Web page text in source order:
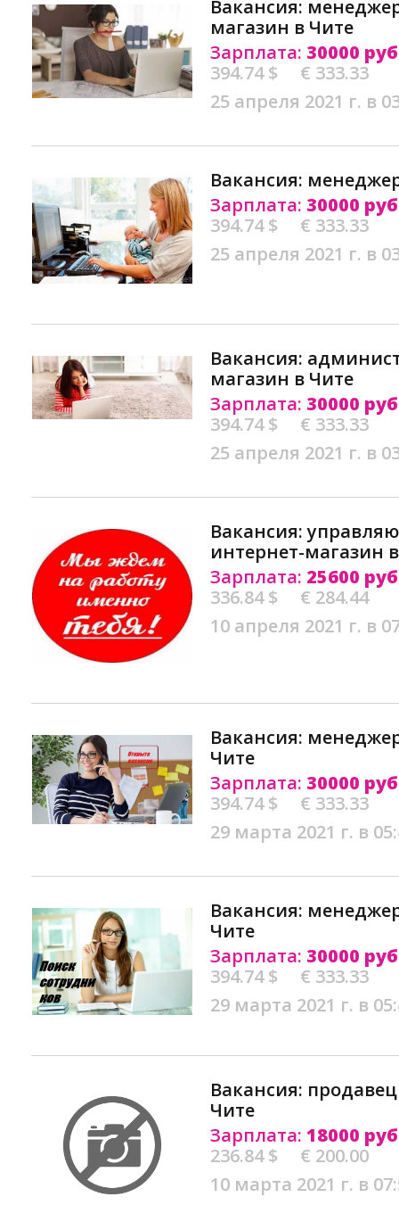
Вакансия:
магазин в Чите
Зарплата: 30000
394.74 $
€ 333.33
25 апреля 2021 г. в
Вакансия:
Зарплата: 30000
394.74 $
€ 333.33
25 апреля 2021 г. в
Вакансия:
магазин в Чите
Зарплата: 30000
394.74 $
€ 333.33
25 апреля 2021 г. в
Вакансия:
интернет-магазин
Зарплата: 25600
336.84 $
€ 284.44
10 апреля 2021 г. в
Вакансия:
Чите
Зарплата: 30000
394.74 $
€ 333.33
29 марта 2021 г. в
Вакансия:
Чите
Зарплата: 30000
394.74 $
€ 333.33
29 марта 2021 г. в
Вакансия:
Чите
Зарплата: 18000
236.84 $
€ 200.00
10 марта 2021 г. в